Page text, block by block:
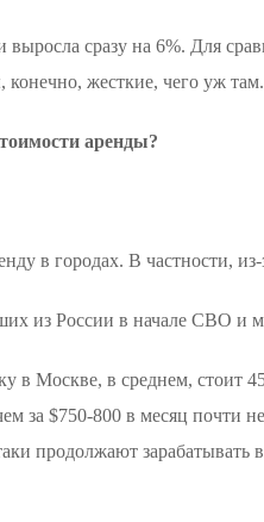
выросла сразу на 6%. Для
жесткие, чего уж там.
аренды?
в городах. В частности, из-
из России в начале СВО и
в Москве, в среднем,
за $750-800 в месяц
продолжают зарабатывать